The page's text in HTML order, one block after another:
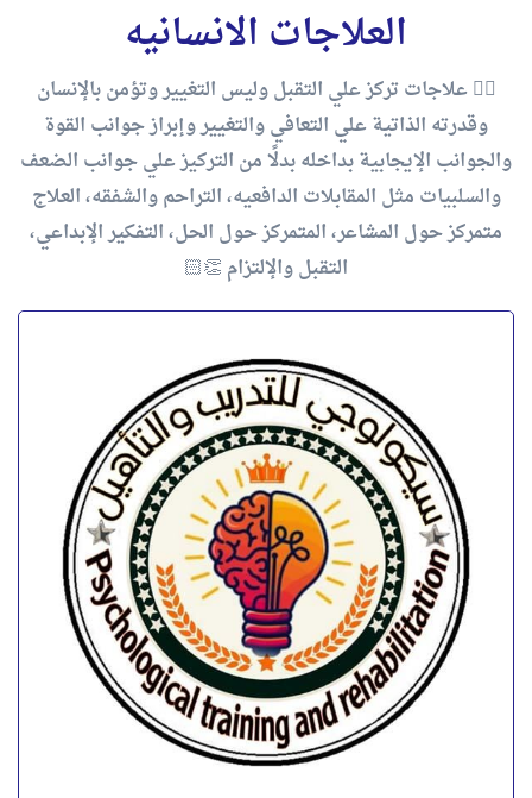
العلاجات الانسانيه
✋🏻 علاجات تركز علي التقبل وليس التغيير وتؤمن بالإنسان
وقدرته الذاتية علي التعافي والتغيير وإبراز جوانب القوة
والجوانب الإيجابية بداخله بدلًا من التركيز علي جوانب الضعف
والسلبيات مثل المقابلات الدافعيه، التراحم والشفقه، العلاج
متمركز حول المشاعر، المتمركز حول الحل، التفكير الإبداعي،
التقبل والإلتزام 👏🏻
كورس العلاج المتمركز حول المشاعر للأزواج
كورس العلاج المتمركز حول المشاعر للأزواج
Emotionally Focused Couple Therapy (EFCT)
👩‍❤️‍👨 لمدة ((شهرين)) نظري وتطبيقي.🤞🏻* .
*لمشاهده المحاضره التعريفية للكورس و...
تقييم4.00
out of 5
احجز الآن